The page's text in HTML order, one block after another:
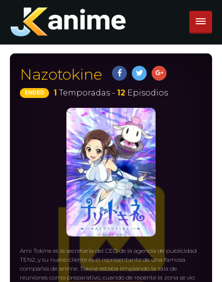
Nazotokine
ENDED 1 Temporadas - 12 Episodios
Ami Tokine es la secretaria del CEO de la agencia de publicidad
TEN2, y su nuevo cliente es el representante de una famosa
compañía de anime. Tokine estaba limpiando la sala de
reuniones como preparativo, cuando de repente la zona se vio